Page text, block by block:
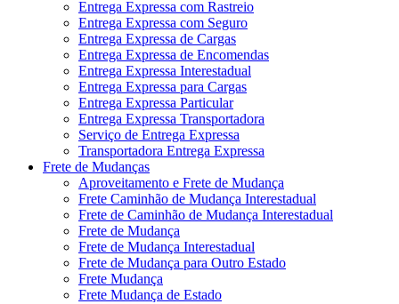
Entrega Expressa com Rastreio
Entrega Expressa com Seguro
Entrega Expressa de Cargas
Entrega Expressa de Encomendas
Entrega Expressa Interestadual
Entrega Expressa para Cargas
Entrega Expressa Particular
Entrega Expressa Transportadora
Serviço de Entrega Expressa
Transportadora Entrega Expressa
Frete de Mudanças
Aproveitamento e Frete de Mudança
Frete Caminhão de Mudança Interestadual
Frete de Caminhão de Mudança Interestadual
Frete de Mudança
Frete de Mudança Interestadual
Frete de Mudança para Outro Estado
Frete Mudança
Frete Mudança de Estado